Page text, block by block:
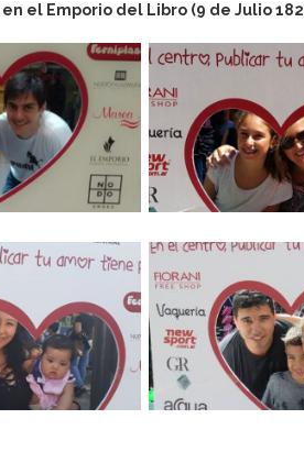
el Emporio del Libro (9 de Julio